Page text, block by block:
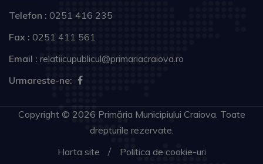
Telefon : 0251 416 235
Fax : 0251 411 561
Email : relatiicupublicul@primariacraiova.ro
Urmareste-ne:
Copyright © 2026 Primăria Municipiului Craiova. Toate
drepturile rezervate.
Harta site
Politica de cookie-uri